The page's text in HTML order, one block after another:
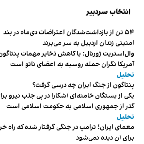
انتخاب سردبیر
۵۴ تن از بازداشت‌شدگان اعتراضات دی‌ماه در بند
امنیتی زندان اردبیل به سر می‌برند
وال‌استریت ژورنال: با کاهش ذخایر مهمات
آمریکا نگران حمله روسیه به اعضای ناتو‌ است
تحلیل
پنتاگون از جنگ ایران چه درسی گرفت؟
یکی از بستگان خامنه‌ای آشکارا در پی جذب نیرو
گذر از جمهوری اسلامی به حکومت اسلامی است
تحلیل
معمای ایران؛ ترامپ در جنگی گرفتار شده که راه
برای آن دیده نمی‌شود